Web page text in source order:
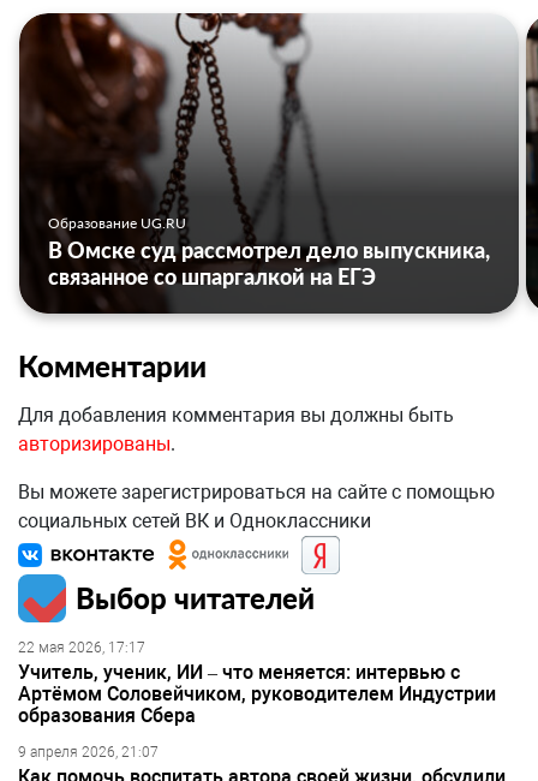
Образование UG.RU
В Омске суд рассмотрел дело выпускника,
связанное со шпаргалкой на ЕГЭ
Комментарии
Для добавления комментария вы должны быть
авторизированы.
Вы можете зарегистрироваться на сайте с помощью
социальных сетей ВК и Одноклассники
Выбор читателей
22 мая 2026, 17:17
Учитель, ученик, ИИ – что меняется: интервью с
Артёмом Соловейчиком, руководителем Индустрии
образования Сбера
9 апреля 2026, 21:07